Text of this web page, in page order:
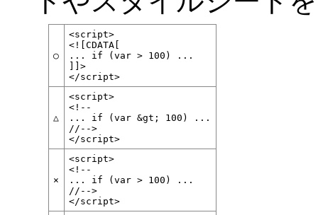
○
<script>
<![CDATA[
... if (var > 100) ...
]]>
</script>
△
<script>
<!--
... if (var &gt; 100) ...
//-->
</script>
×
<script>
<!--
... if (var > 100) ...
//-->
</script>